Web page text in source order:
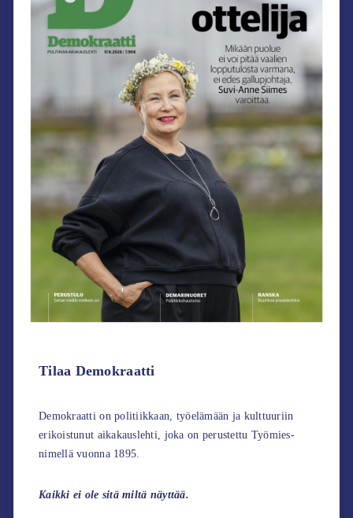
Tilaa Demokraatti
Demokraatti on politiikkaan, työelämään ja kulttuuriin
erikoistunut aikakauslehti, joka on perustettu Työmies-
nimellä vuonna 1895.
Kaikki ei ole sitä miltä näyttää.